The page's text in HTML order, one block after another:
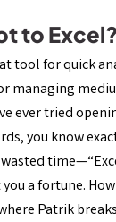
to Excel?
tool for quick
managing
ever tried
you know
a fortune.
Patrik